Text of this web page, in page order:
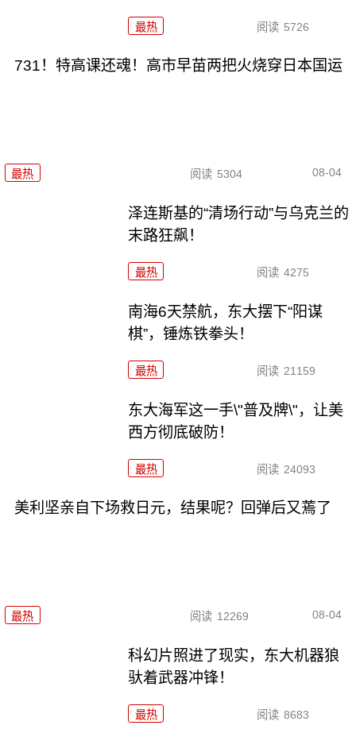
最热 阅读 5726
731！特高课还魂！高市早苗两把火烧穿日本国运
最热 阅读 5304 08-04
泽连斯基的“清场行动”与乌克兰的
末路狂飙！
最热 阅读 4275
南海6天禁航，东大摆下“阳谋
棋”，锤炼铁拳头！
最热 阅读 21159
东大海军这一手\"普及牌\"，让美
西方彻底破防！
最热 阅读 24093
美利坚亲自下场救日元，结果呢？回弹后又蔫了
最热 阅读 12269 08-04
科幻片照进了现实，东大机器狼
驮着武器冲锋！
最热 阅读 8683